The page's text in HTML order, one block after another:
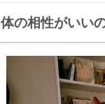
体の相性がいい